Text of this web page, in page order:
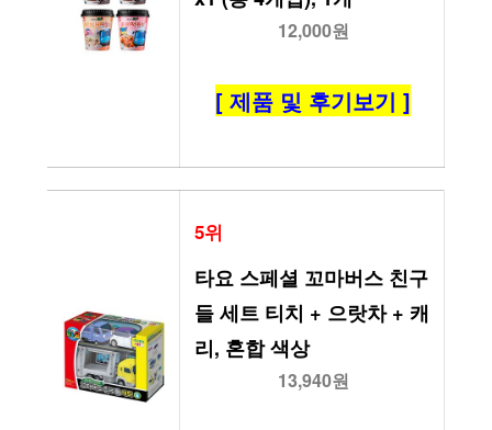
12,000원
[ 제품 및 후기보기 ]
5위
타요 스페셜 꼬마버스 친구
들 세트 티치 + 으랏차 + 캐
리, 혼합 색상
13,940원